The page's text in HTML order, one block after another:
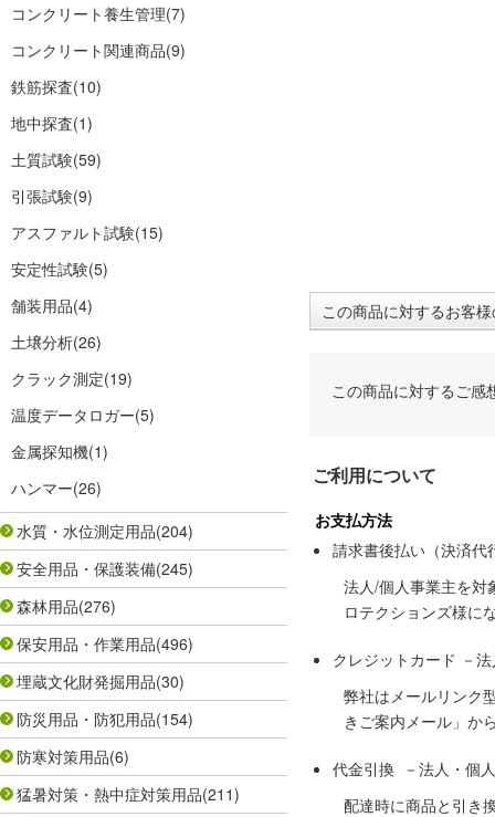
コンクリート養生管理(7)
コンクリート関連商品(9)
鉄筋探査(10)
地中探査(1)
土質試験(59)
引張試験(9)
アスファルト試験(15)
安定性試験(5)
舗装用品(4)
土壌分析(26)
クラック測定(19)
温度データロガー(5)
金属探知機(1)
ハンマー(26)
水質・水位測定用品(204)
安全用品・保護装備(245)
森林用品(276)
保安用品・作業用品(496)
埋蔵文化財発掘用品(30)
防災用品・防犯用品(154)
防寒対策用品(6)
猛暑対策・熱中症対策用品(211)
この商品に対するお客
この商品に対するご感
ご利用について
お支払方法
請求書後払い（決済代
法人/個人事業主を対
ロテクションズ様に
クレジットカード －
弊社はメールリンク
きご案内メール」か
代金引換 －法人・個
配達時に商品と引き